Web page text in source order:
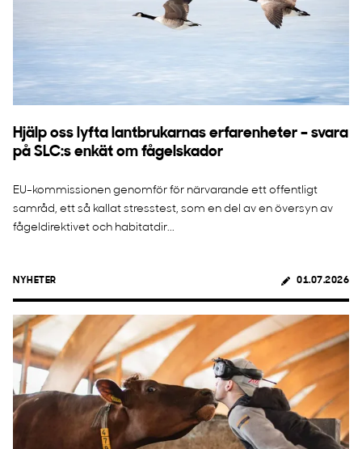
Hjälp oss lyfta lantbrukarnas erfarenheter – svara
på SLC:s enkät om fågelskador
EU-kommissionen genomför för närvarande ett offentligt
samråd, ett så kallat stresstest, som en del av en översyn av
fågeldirektivet och habitatdir...
NYHETER 01.07.2026